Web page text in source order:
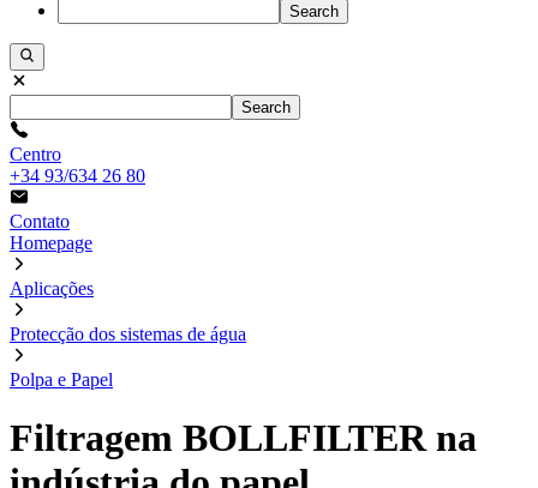
Search
Search
Centro
+34 93/634 26 80
Contato
Homepage
Aplicações
Protecção dos sistemas de água
Polpa e Papel
Filtragem BOLLFILTER na